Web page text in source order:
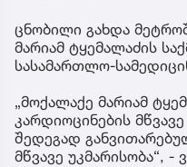
ცნობილი გახდა
მარიამ ტყემალაძის
სასამართლო-
„მოქალაქე მარიამ
კარდიოცინების
შედეგად
მწვავე უკმარისობა“,